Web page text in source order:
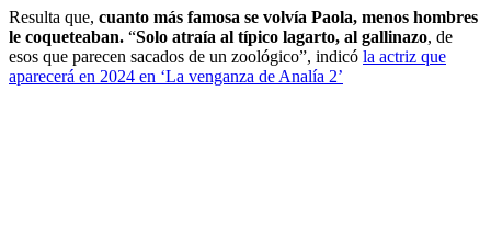
Resulta que, cuanto más famosa se volvía Paola, menos hombres
le coqueteaban. “Solo atraía al típico lagarto, al gallinazo, de
esos que parecen sacados de un zoológico”, indicó la actriz que
aparecerá en 2024 en ‘La venganza de Analía 2’